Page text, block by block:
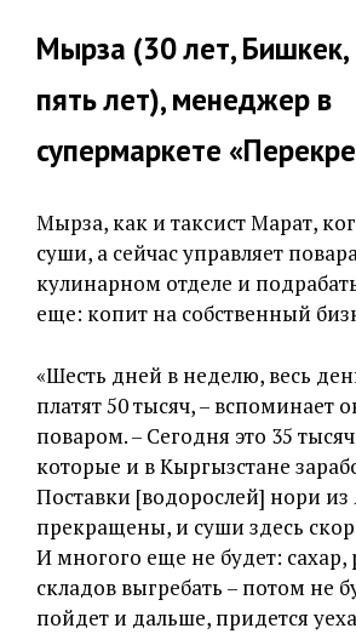
Мырза (30 лет, Бишкек,
пять лет), менеджер в
супермаркете
Мырза, как и таксист Марат,
суши, а сейчас управляет
кулинарном отделе и
еще: копит на собственный
«Шесть дней в неделю, весь
платят 50 тысяч, – вспоминает
поваром. – Сегодня это 35
которые и в Кыргызстане
Поставки [водорослей] нори
прекращены, и суши здесь
И многого еще не будет: сахар,
складов выгребать – потом не
пойдет и дальше, придется